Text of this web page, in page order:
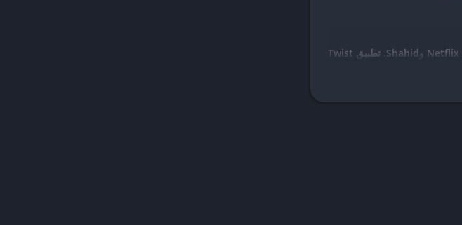
Netflix وShahid
تطبيق Twist